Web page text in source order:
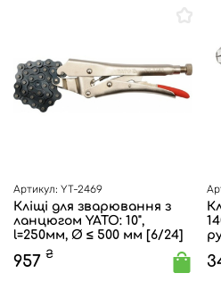
Артикул: YT-2469
Кліщі для зварювання з
ланцюгом YATO: 10",
l=250мм, Ø ≤ 500 мм [6/24]
957 ₴